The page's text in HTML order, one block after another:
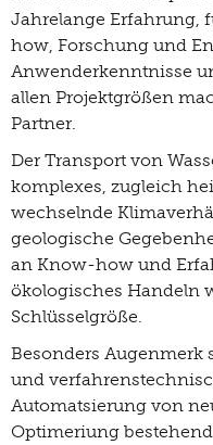
Jahrelange Erfahrung,
how, Forschung und
Anwenderkenntnisse
allen Projektgrößen
Partner.
Der Transport von
komplexes, zugleich
wechselnde
geologische
an Know-how und
ökologisches Handeln
Schlüsselgröße.
Besonders Augenmerk
und
Automatsierung von
Optimeriung